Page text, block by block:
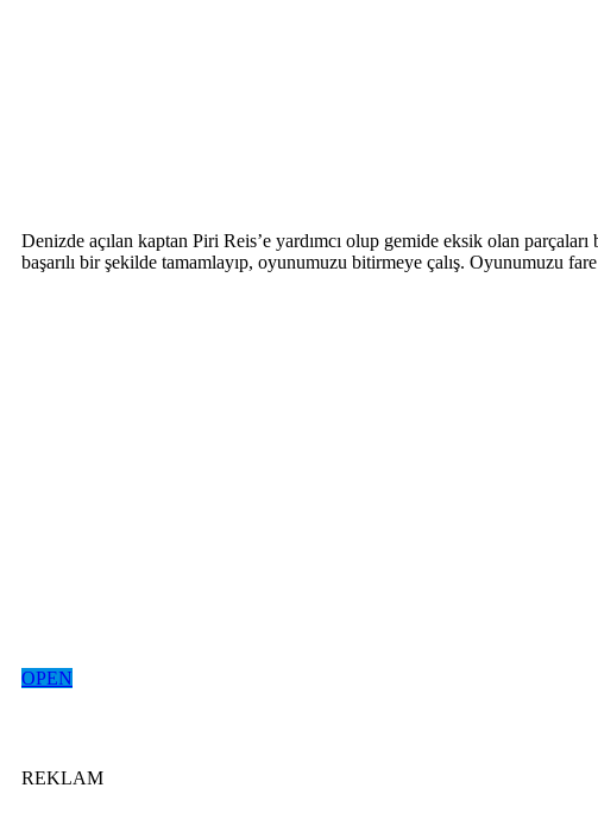
Denizde açılan kaptan Piri Reis’e yardımcı olup gemide eksik olan
başarılı bir şekilde tamamlayıp, oyunumuzu bitirmeye çalış. Oyunumuzu
OPEN
REKLAM